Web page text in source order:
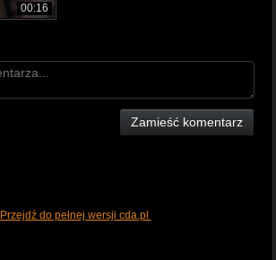
00:16
Zamieść komentarz
Przejdź do pełnej wersji cda.pl